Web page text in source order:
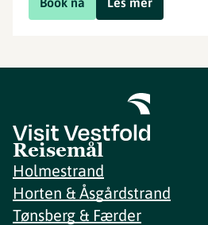
Reisemål
Holmestrand
Horten & Åsgårdstrand
Tønsberg & Færder